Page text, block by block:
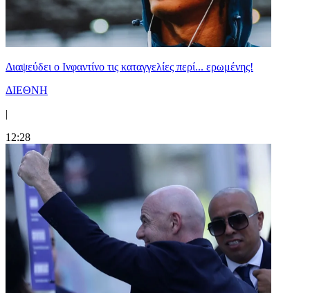
Διαψεύδει ο Ινφαντίνο τις καταγγελίες περί... ερωμένης!
ΔΙΕΘΝΗ
|
12:28